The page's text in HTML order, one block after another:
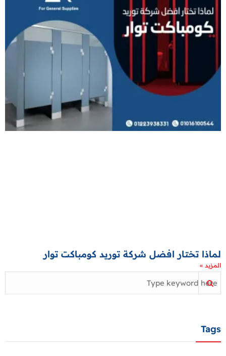
لماذا تختار افضل شركة توريد كومباكت توار
المزيد »
Tags